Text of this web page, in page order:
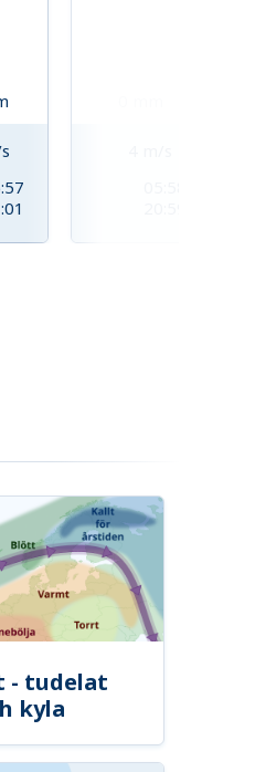
- tudelat
kyla